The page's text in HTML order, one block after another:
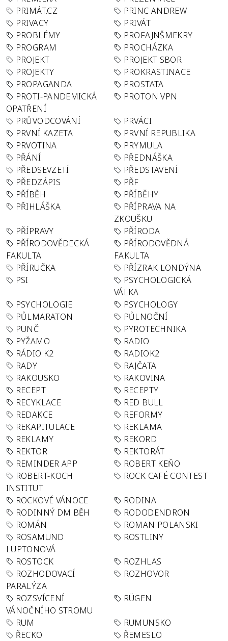
PRIMÁT.CZ
PRINC ANDREW
PRIVACY
PRIVÁT
PROBLÉMY
PROFAJNŠMEKRY
PROGRAM
PROCHÁZKA
PROJEKT
PROJEKT SBOR
PROJEKTY
PROKRASTINACE
PROPAGANDA
PROSTATA
PROTI-PANDEMICKÁ
OPATŘENÍ
PROTON VPN
PRŮVODCOVÁNÍ
PRVÁCI
PRVNÍ KAZETA
PRVNÍ REPUBLIKA
PRVOTINA
PRYMULA
PŘÁNÍ
PŘEDNÁŠKA
PŘEDSEVZETÍ
PŘEDSTAVENÍ
PŘEDZÁPIS
PŘF
PŘÍBĚH
PŘÍBĚHY
PŘIHLÁŠKA
PŘÍPRAVA NA
ZKOUŠKU
PŘÍPRAVY
PŘÍRODA
PŘÍRODOVĚDECKÁ
FAKULTA
PŘÍRODOVĚDNÁ
FAKULTA
PŘÍRUČKA
PŘÍZRAK LONDÝNA
PSI
PSYCHOLOGICKÁ
VÁLKA
PSYCHOLOGIE
PSYCHOLOGY
PŮLMARATON
PŮLNOČNÍ
PUNČ
PYROTECHNIKA
PYŽAMO
RADIO
RÁDIO K2
RADIOK2
RADY
RAJČATA
RAKOUSKO
RAKOVINA
RECEPT
RECEPTY
RECYKLACE
RED BULL
REDAKCE
REFORMY
REKAPITULACE
REKLAMA
REKLAMY
REKORD
REKTOR
REKTORÁT
REMINDER APP
ROBERT KEŇO
ROBERT-KOCH
INSTITUT
ROCK CAFÉ CONTEST
ROCKOVÉ VÁNOCE
RODINA
RODINNÝ DM BĚH
RODODENDRON
ROMÁN
ROMAN POLANSKI
ROSAMUND
LUPTONOVÁ
ROSTLINY
ROSTOCK
ROZHLAS
ROZHODOVACÍ
PARALÝZA
ROZHOVOR
ROZSVÍCENÍ
VÁNOČNÍHO STROMU
RÜGEN
RUM
RUMUNSKO
ŘECKO
ŘEMESLO